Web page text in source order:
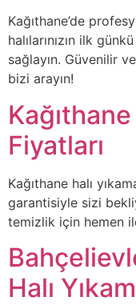
Kağıthane’de
halılarınızın ilk
sağlayın. Güvenilir
bizi arayın!
Kağıthane
Fiyatları
Kağıthane halı
garantisiyle sizi
temizlik için hemen
Halı